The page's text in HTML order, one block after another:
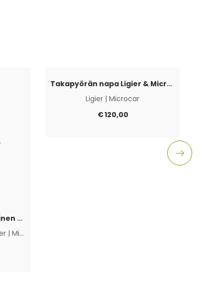
Polttoainepumppu sähköinen Lombardini Progress / DCI / FOCS
| Microcar
Takapyörän napa Ligier & Microcar 4×100
Ligier | Microcar
€120,00